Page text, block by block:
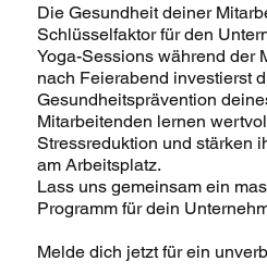
Die Gesundheit deiner
Schlüsselfaktor für den
Yoga-Sessions während der
nach Feierabend investierst
Gesundheitsprävention
Mitarbeitenden lernen
Stressreduktion und stärken
am Arbeitsplatz.
Lass uns gemeinsam ein
Programm für dein
Melde dich jetzt für ein